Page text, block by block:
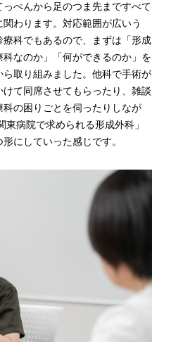
ぺんから足のつま先まですべて
わります。対応範囲が広いう
療科でもあるので、まずは「形成
なのか」「何ができるのか」を
取り組みました。他科で手術が
けて同席させてもらったり、雑談
の困りごとを伺ったりしなが
東病院で求められる形成外科」
にしていった感じです。